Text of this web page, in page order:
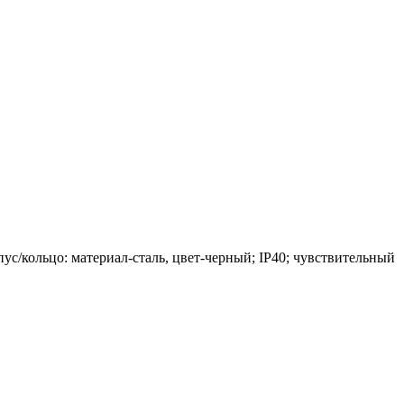
материал-сталь, цвет-черный; IP40; чувствительный